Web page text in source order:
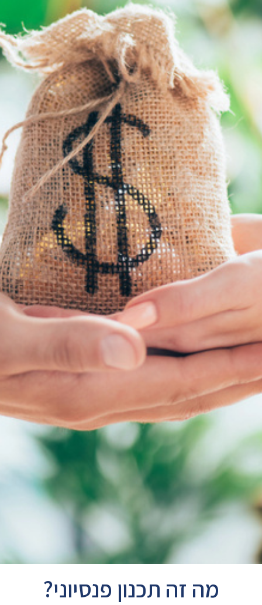
מה זה תכנון פנסיוני?